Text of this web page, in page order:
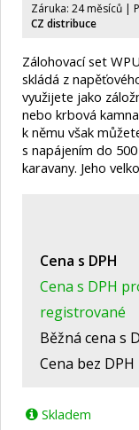
Záruka: 24 měsíců |
CZ distribuce
Zálohovací set
skládá z
využijete jako
nebo krbová
k němu však
s napájením do
karavany. Jeho
Cena s DPH
Cena s DPH
registrované
Běžná cena s
Cena bez DPH
Skladem